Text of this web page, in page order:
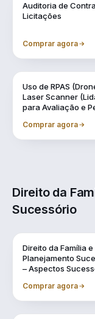
Auditoria de
Licitações
Comprar agora
Uso de RPAS
Laser Scanner
para Avaliação e
Comprar agora
Direito da
Sucessório
Direito da Família e
Planejamento
– Aspectos
Comprar agora